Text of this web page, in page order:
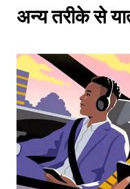
अन्य तरीके से